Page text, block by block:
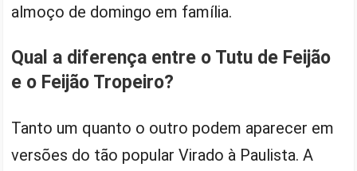
almoço de domingo em família.
Qual a diferença entre o Tutu de Feijão
e o Feijão Tropeiro?
Tanto um quanto o outro podem aparecer em
versões do tão popular Virado à Paulista. A